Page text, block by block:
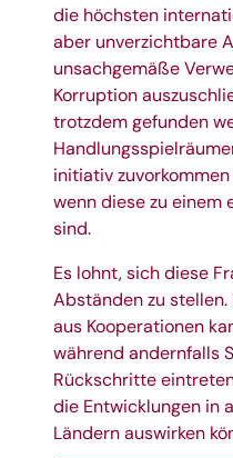
die höchsten
aber unverzichtbare
unsachgemäße
Korruption
trotzdem gefunden
initiativ
wenn diese zu einem
sind.
Es lohnt, sich diese
Abständen zu
aus Kooperationen
während andernfalls
Rückschritte
die Entwicklungen in
Ländern auswirken